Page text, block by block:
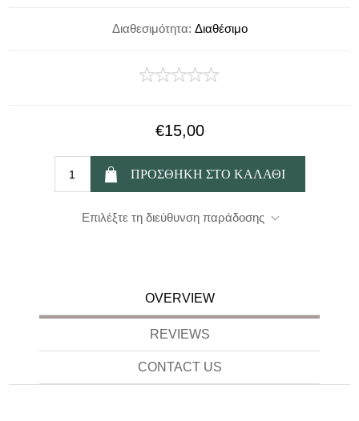
Διαθεσιμότητα: Διαθέσιμο
€15,00
Επιλέξτε τη διεύθυνση παράδοσης
OVERVIEW
REVIEWS
CONTACT US